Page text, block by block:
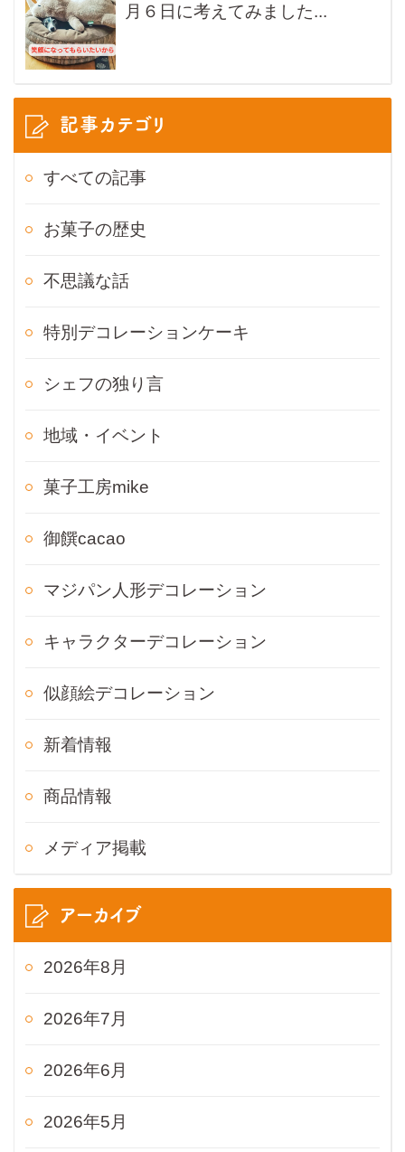
月６日に考えてみました...
記事カテゴリ
すべての記事
お菓子の歴史
不思議な話
特別デコレーションケーキ
シェフの独り言
地域・イベント
菓子工房mike
御饌cacao
マジパン人形デコレーション
キャラクターデコレーション
似顔絵デコレーション
新着情報
商品情報
メディア掲載
アーカイブ
2026年8月
2026年7月
2026年6月
2026年5月